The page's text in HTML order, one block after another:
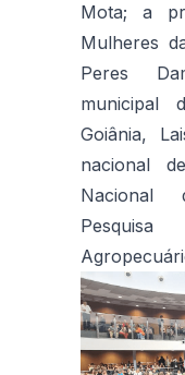
Mota; a
Mulheres
Peres
municipal
Goiânia,
nacional
Nacional